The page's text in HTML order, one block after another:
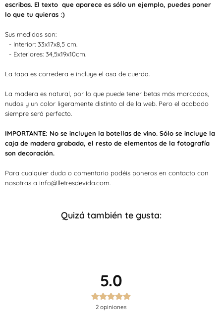
escribas. El texto que aparece es sólo un ejemplo, puedes poner
lo que tu quieras :)
Sus medidas son:
- Interior: 33x17x8,5 cm.
- Exteriores: 34,5x19x10cm.
La tapa es corredera e incluye el asa de cuerda.
La madera es natural, por lo que puede tener betas más marcadas,
nudos y un color ligeramente distinto al de la web. Pero el acabado
siempre será perfecto.
IMPORTANTE: No se incluyen la botellas de vino. Sólo se incluye la
caja de madera grabada, el resto de elementos de la fotografía
son decoración.
Para cualquier duda o comentario podéis poneros en contacto con
nosotras a info@lletresdevida.com.
Quizá también te gusta:
5.0
2 opiniones